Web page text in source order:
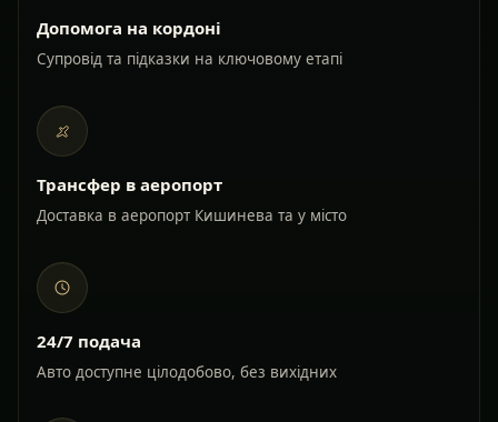
Допомога на кордоні
Супровід та підказки на ключовому етапі
Трансфер в аеропорт
Доставка в аеропорт Кишинева та у місто
24/7 подача
Авто доступне цілодобово, без вихідних